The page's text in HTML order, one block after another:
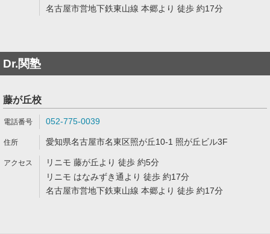
名古屋市営地下鉄東山線 本郷より 徒歩 約17分
Dr.関塾
藤が丘校
052-775-0039
愛知県名古屋市名東区照が丘10-1 照が丘ビル3F
リニモ 藤が丘より 徒歩 約5分
リニモ はなみずき通より 徒歩 約17分
名古屋市営地下鉄東山線 本郷より 徒歩 約17分